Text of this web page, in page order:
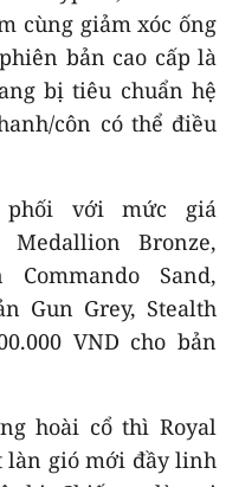
cùng giảm xóc ống
bản cao cấp là
bị tiêu chuẩn hệ
côn có thể điều
với mức giá
Medallion Bronze,
Commando Sand,
Gun Grey, Stealth
VND cho bản
hoài cổ thì Royal
làn gió mới đầy linh